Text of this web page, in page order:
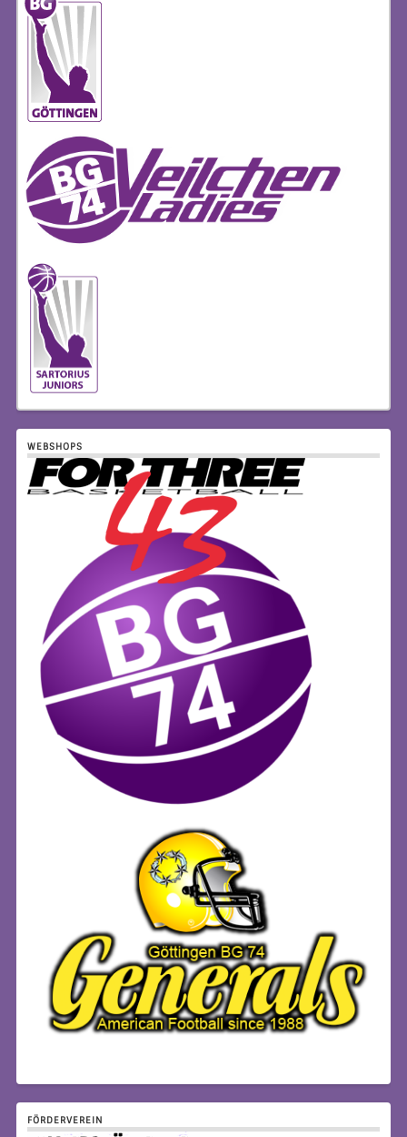
WEBSHOPS
FÖRDERVEREIN